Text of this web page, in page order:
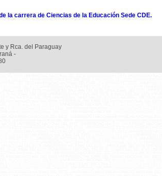
la carrera de Ciencias de la Educación Sede CDE.
y Rca. del Paraguay
-